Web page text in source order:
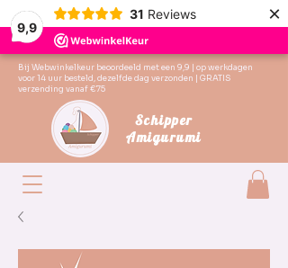
9,9
31 Reviews ×
Bij Webwinkelkeur beoordeeld met een 9,9 | op werkdagen
voor 14 uur besteld, dezelfde dag verzonden | GRATIS
verzending vanaf €75
Schipper
Amigurumi